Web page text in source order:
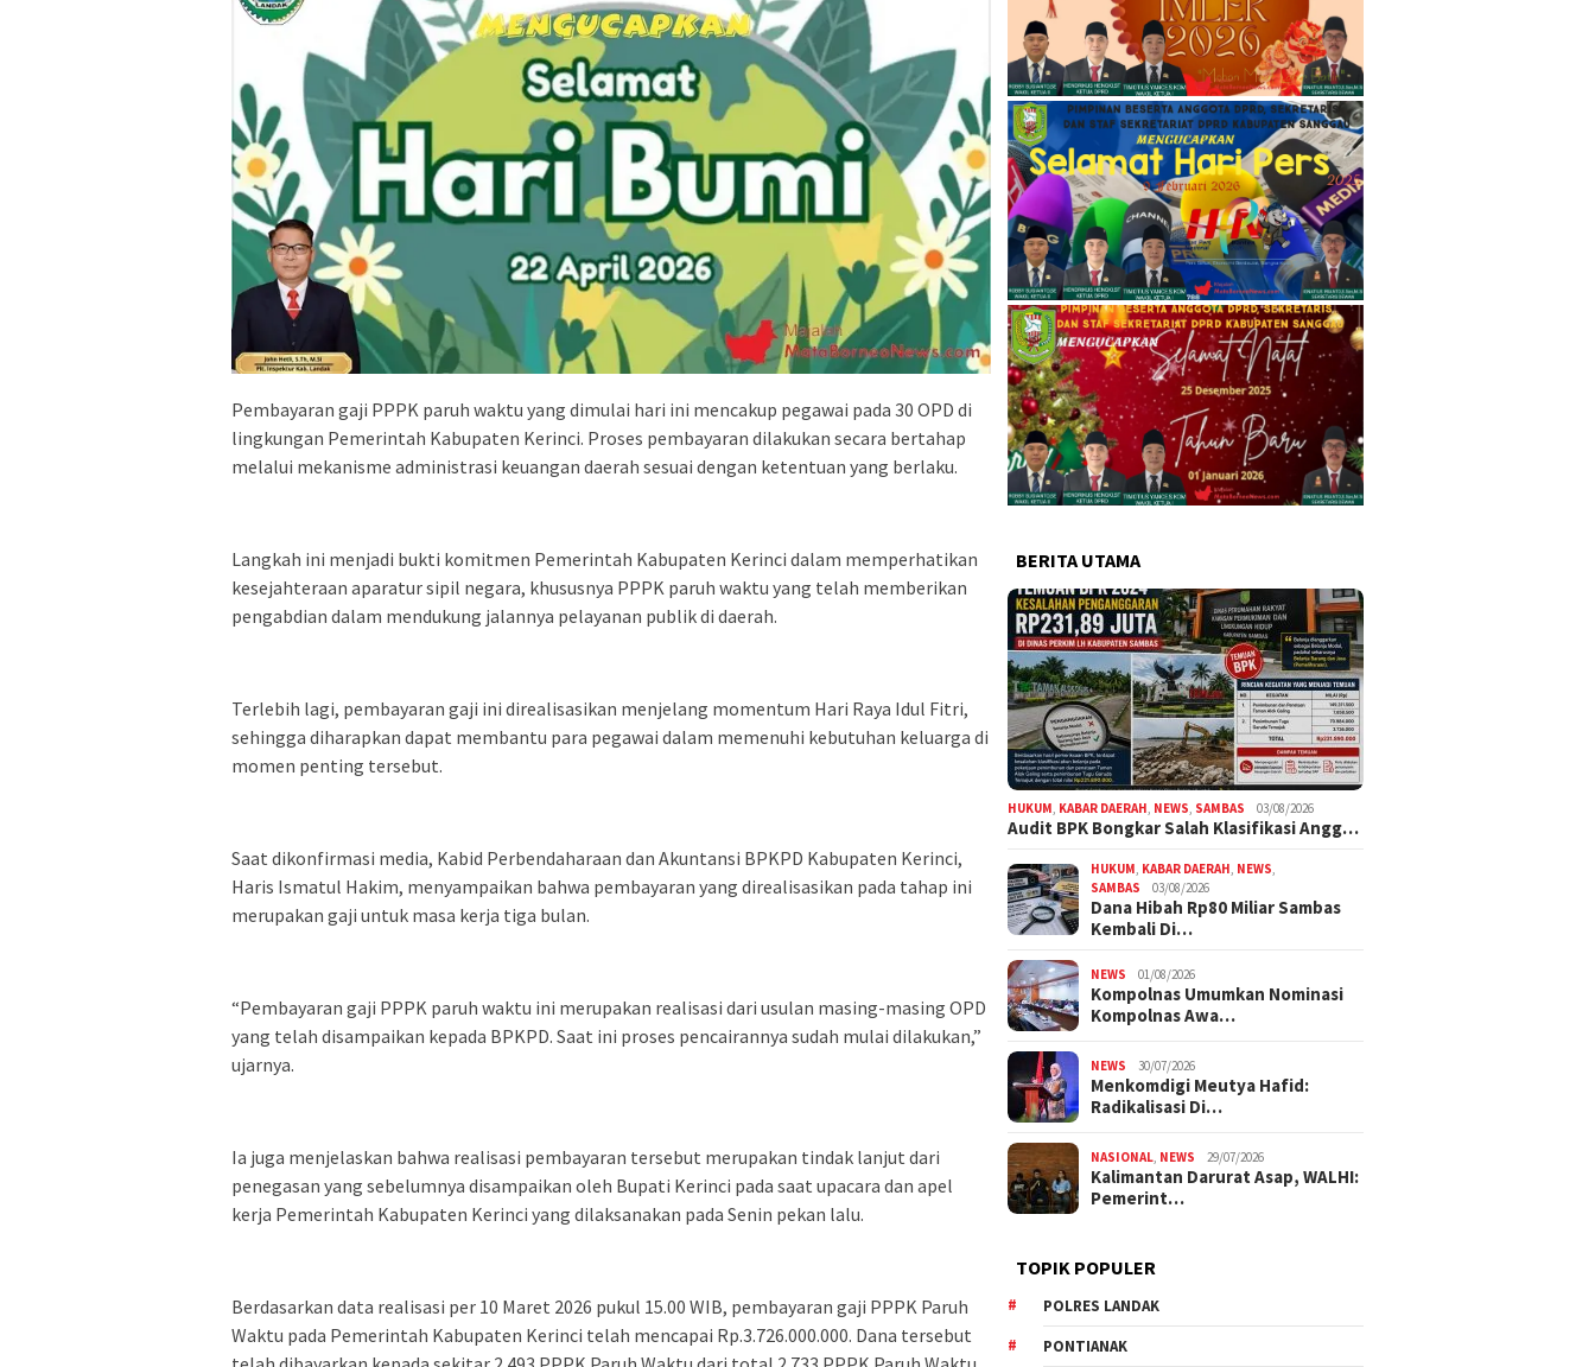
Pembayaran gaji PPPK paruh waktu yang dimulai hari ini mencakup pegawai pada 30 OPD di
lingkungan Pemerintah Kabupaten Kerinci. Proses pembayaran dilakukan secara bertahap
melalui mekanisme administrasi keuangan daerah sesuai dengan ketentuan yang berlaku.
Langkah ini menjadi bukti komitmen Pemerintah Kabupaten Kerinci dalam memperhatikan
kesejahteraan aparatur sipil negara, khususnya PPPK paruh waktu yang telah memberikan
pengabdian dalam mendukung jalannya pelayanan publik di daerah.
Terlebih lagi, pembayaran gaji ini direalisasikan menjelang momentum Hari Raya Idul Fitri,
sehingga diharapkan dapat membantu para pegawai dalam memenuhi kebutuhan keluarga di
momen penting tersebut.
Saat dikonfirmasi media, Kabid Perbendaharaan dan Akuntansi BPKPD Kabupaten Kerinci,
Haris Ismatul Hakim, menyampaikan bahwa pembayaran yang direalisasikan pada tahap ini
merupakan gaji untuk masa kerja tiga bulan.
“Pembayaran gaji PPPK paruh waktu ini merupakan realisasi dari usulan masing-masing OPD
yang telah disampaikan kepada BPKPD. Saat ini proses pencairannya sudah mulai dilakukan,”
ujarnya.
Ia juga menjelaskan bahwa realisasi pembayaran tersebut merupakan tindak lanjut dari
penegasan yang sebelumnya disampaikan oleh Bupati Kerinci pada saat upacara dan apel
kerja Pemerintah Kabupaten Kerinci yang dilaksanakan pada Senin pekan lalu.
Berdasarkan data realisasi per 10 Maret 2026 pukul 15.00 WIB, pembayaran gaji PPPK Paruh
Waktu pada Pemerintah Kabupaten Kerinci telah mencapai Rp.3.726.000.000. Dana tersebut
BERITA UTAMA
HUKUM KABAR DAERAH NEWS SAMBAS 03/08/2026
Audit BPK Bongkar Salah Klasifikasi Angg…
HUKUM KABAR DAERAH NEWS
SAMBAS
03/08/2026
Dana Hibah Rp80 Miliar Sambas
Kembali Di…
NEWS 01/08/2026
Kompolnas Umumkan Nominasi
Kompolnas Awa…
NEWS 30/07/2026
Menkomdigi Meutya Hafid:
Radikalisasi Di…
NASIONAL NEWS 29/07/2026
Kalimantan Darurat Asap, WALHI:
Pemerint…
TOPIK POPULER
POLRES LANDAK
PONTIANAK